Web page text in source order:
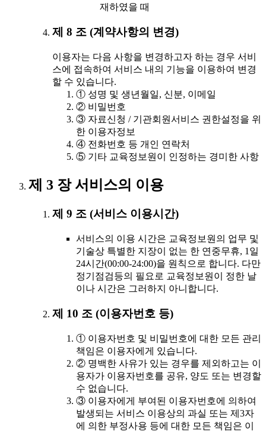
재하였을 때
제 8 조 (계약사항의 변경)
이용자는 다음 사항을 변경하고자 하는 경우 서비
스에 접속하여 서비스 내의 기능을 이용하여 변경
할 수 있습니다.
① 성명 및 생년월일, 신분, 이메일
② 비밀번호
③ 자료신청 / 기관회원서비스 권한설정을 위
한 이용자정보
④ 전화번호 등 개인 연락처
⑤ 기타 교육정보원이 인정하는 경미한 사항
제 3 장 서비스의 이용
제 9 조 (서비스 이용시간)
서비스의 이용 시간은 교육정보원의 업무 및
기술상 특별한 지장이 없는 한 연중무휴, 1일
24시간(00:00-24:00)을 원칙으로 합니다. 다만
정기점검등의 필요로 교육정보원이 정한 날
이나 시간은 그러하지 아니합니다.
제 10 조 (이용자번호 등)
① 이용자번호 및 비밀번호에 대한 모든 관리
책임은 이용자에게 있습니다.
② 명백한 사유가 있는 경우를 제외하고는 이
용자가 이용자번호를 공유, 양도 또는 변경할
수 없습니다.
③ 이용자에게 부여된 이용자번호에 의하여
발생되는 서비스 이용상의 과실 또는 제3자
에 의한 부정사용 등에 대한 모든 책임은 이